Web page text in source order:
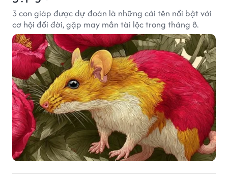
3 con giáp được dự đoán là những cái tên nổi bật với
cơ hội đổi đời, gặp may mắn tài lộc trong tháng 8.